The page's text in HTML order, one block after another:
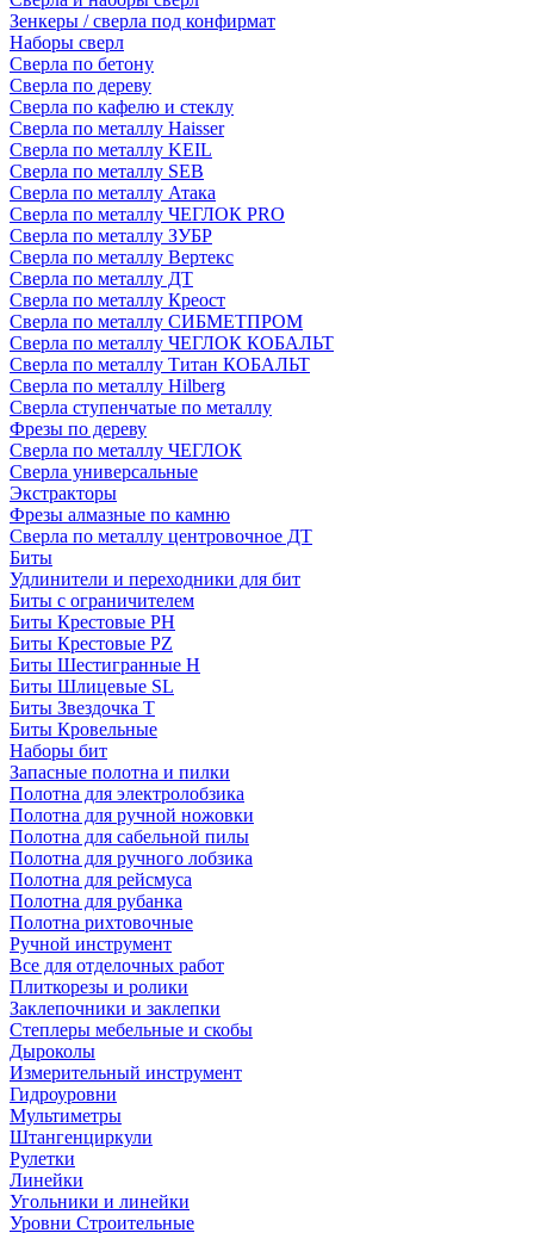
Зенкеры / сверла под конфирмат
Наборы сверл
Сверла по бетону
Сверла по дереву
Сверла по кафелю и стеклу
Сверла по металлу Haisser
Сверла по металлу KEIL
Сверла по металлу SEB
Сверла по металлу Атака
Сверла по металлу ЧЕГЛОК PRO
Сверла по металлу ЗУБР
Сверла по металлу Вертекс
Сверла по металлу ДТ
Сверла по металлу Креост
Сверла по металлу СИБМЕТПРОМ
Сверла по металлу ЧЕГЛОК КОБАЛЬТ
Сверла по металлу Титан КОБАЛЬТ
Сверла по металлу Hilberg
Сверла ступенчатые по металлу
Фрезы по дереву
Сверла по металлу ЧЕГЛОК
Сверла универсальные
Экстракторы
Фрезы алмазные по камню
Сверла по металлу центровочное ДТ
Биты
Удлинители и переходники для бит
Биты с ограничителем
Биты Крестовые PH
Биты Крестовые PZ
Биты Шестигранные H
Биты Шлицевые SL
Биты Звездочка T
Биты Кровельные
Наборы бит
Запасные полотна и пилки
Полотна для электролобзика
Полотна для ручной ножовки
Полотна для сабельной пилы
Полотна для ручного лобзика
Полотна для рейсмуса
Полотна для рубанка
Полотна рихтовочные
Ручной инструмент
Все для отделочных работ
Плиткорезы и ролики
Заклепочники и заклепки
Степлеры мебельные и скобы
Дыроколы
Измерительный инструмент
Гидроуровни
Мультиметры
Штангенциркули
Рулетки
Линейки
Угольники и линейки
Уровни Строительные